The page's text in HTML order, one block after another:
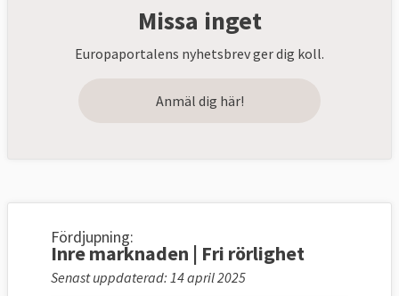
Missa inget
Europaportalens nyhetsbrev ger dig koll.
Anmäl dig här!
Fördjupning:
Inre marknaden | Fri rörlighet
Senast uppdaterad: 14 april 2025